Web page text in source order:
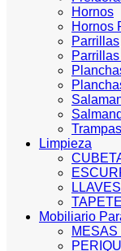
Hornos
Hornos
Parrillas
Limpieza
LLAVES
Mobiliario